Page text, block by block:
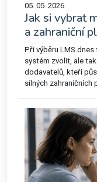
05. 05. 2026
Jak si vybrat
a zahraniční
Při výběru LMS
systém zvolit, ale
dodavatelů, kteří
silných zahraničních